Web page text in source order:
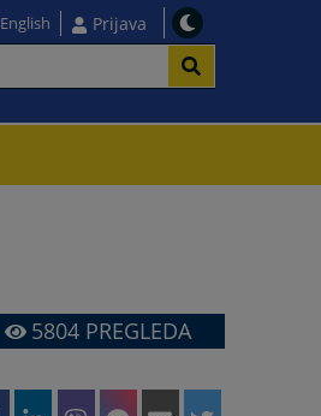
English Prijava
5804PREGLEDA